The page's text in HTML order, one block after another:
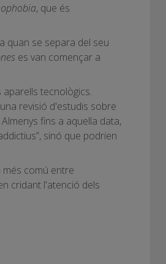
, que és
quan se separa del seu
es van començar a
tecnològics.
revisió d'estudis sobre
fins a aquella data,
sinó que podrien
més comú entre
cridant l'atenció dels